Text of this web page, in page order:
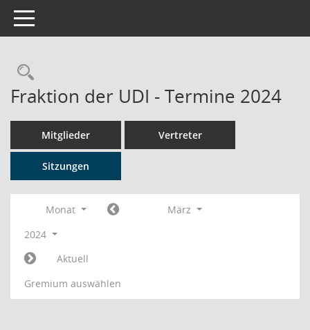
Toggle navigation
Rechercheauswahl
Fraktion der UDI - Termine 2024
Mitglieder Vertreter
Sitzungen
Monat
März
2024
Aktuell
Gremium auswählen